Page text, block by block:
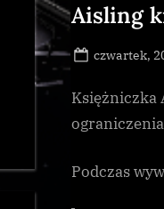
Aisling
Posted
czwartek,
Księżniczka
Podczas